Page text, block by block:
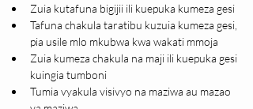
Zuia kutafuna bigijii ili kuepuka kumeza gesi
Tafuna chakula taratibu kuzuia kumeza gesi,
pia usile mlo mkubwa kwa wakati mmoja
Zuia kumeza chakula na maji ili kuepuka gesi
kuingia tumboni
Tumia vyakula visivyo na maziwa au mazao